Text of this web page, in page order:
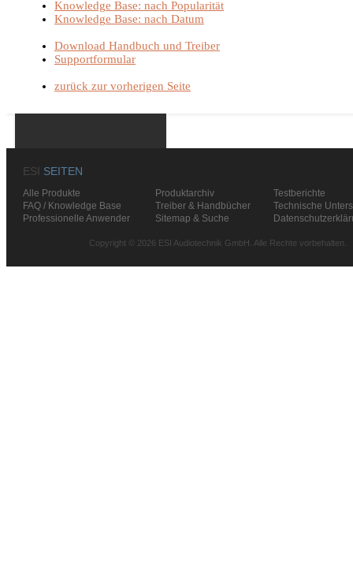
Knowledge Base: nach Popularität
Knowledge Base: nach Datum
Download Handbuch und Treiber
Supportformular
zurück zur vorherigen Seite
ESI SEITEN
Alle Produkte Produktarchiv
Testberichte
FAQ / Knowledge Base
Treiber & Handbücher
Technische
Professionelle Anwender
Sitemap & Suche
Copyright © 2026 ESI Audiotechnik GmbH. Alle Rechte vorbehalten.